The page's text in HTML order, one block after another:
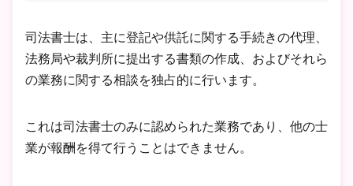
司法書士は、主に登記や供託に関する手続きの代理、
法務局や裁判所に提出する書類の作成、およびそれら
の業務に関する相談を独占的に行います。
これは司法書士のみに認められた業務であり、他の士
業が報酬を得て行うことはできません。